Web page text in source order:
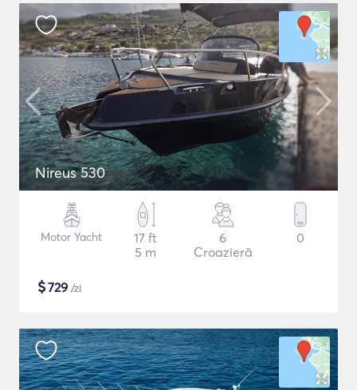
Nireus 530
Motor Yacht
17 ft
5 m
6
Croazieră
0
$729 /zi